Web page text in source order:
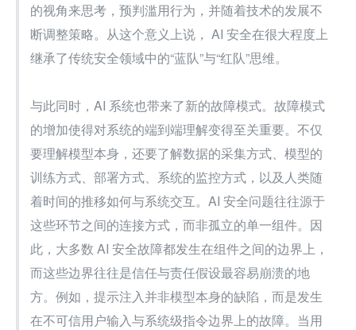
的视角来思考，预判滥用行为，并随着技术的发展不
断调整策略。从这个意义上说， AI 安全在很大程度上
继承了传统安全领域中的“蓝队”与“红队”思维。
与此同时，AI 系统也带来了新的故障模式。故障模式
的增加使得对系统的端到端理解变得至关重要。不仅
要理解模型本身，还要了解数据的采集方式、模型的
训练方式、部署方式、系统的监控方式，以及人类随
着时间的推移如何与系统交互。AI 安全问题往往源于
这些环节之间的连接方式，而非孤立的单一组件。因
此，大多数 AI 安全故障都发生在组件之间的边界上，
而这些边界往往是信任与责任假设最容易崩溃的地
方。例如，提示注入并非模型本身的缺陷，而是发生
在不可信用户输入与系统级指令边界上的故障。当用